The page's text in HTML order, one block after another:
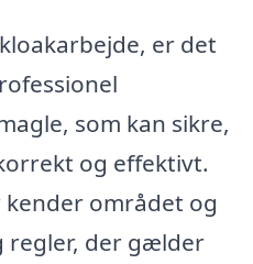
er det
som kan sikre,
og effektivt.
kender området og
regler, der gælder